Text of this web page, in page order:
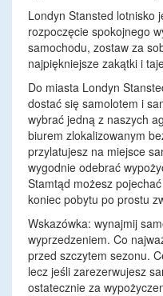
Londyn Stansted lotnisko
rozpoczęcie spokojnego
samochodu, zostaw za
najpiękniejsze zakątki i
Do miasta Londyn
dostać się samolotem i
wybrać jedną z naszych
biurem zlokalizowanym
przylatujesz na miejsce
wygodnie odebrać
Stamtąd możesz
koniec pobytu po prostu
Wskazówka: wynajmij
wyprzedzeniem. Co
przed szczytem sezonu.
lecz jeśli zarezerwujesz
ostatecznie za